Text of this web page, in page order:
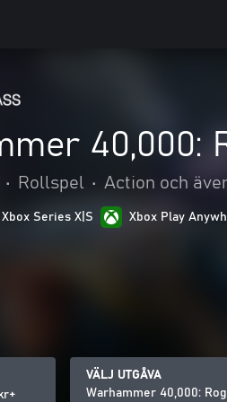
40,000:
• Rollspel • Action och
Series X|S Xbox Play
VÄLJ UTGÅVA
Warhammer 40,000: